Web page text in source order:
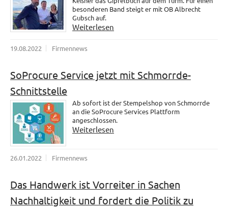
besonderen Band steigt er mit OB Albrecht
Gubsch auf.
Weiterlesen
19.08.2022 Firmennews
SoProcure Service jetzt mit Schmorrde-
Schnittstelle
Ab sofort ist der Stempelshop von Schmorrde
an die SoProcure Services Plattform
angeschlossen.
Weiterlesen
26.01.2022 Firmennews
Das Handwerk ist Vorreiter in Sachen
Nachhaltigkeit und fordert die Politik zu